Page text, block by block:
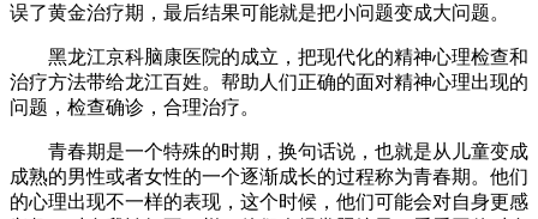
误了黄金治疗期，最后结果可能就是把小问题变成大问题。
黑龙江京科脑康医院的成立，把现代化的精神心理检查和
治疗方法带给龙江百姓。帮助人们正确的面对精神心理出现的
问题，检查确诊，合理治疗。
青春期是一个特殊的时期，换句话说，也就是从儿童变成
成熟的男性或者女性的一个逐渐成长的过程称为青春期。他们
的心理出现不一样的表现，这个时候，他们可能会对自身更感